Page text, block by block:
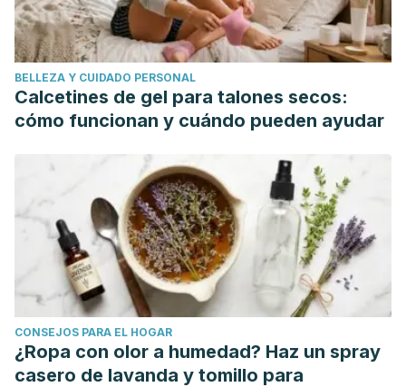
Wounds. Surgical Clinics of North America.
https://doi.org/10.1016/j.suc.2009.03.005
Lackey, W. G., Jeray, K. J., Kamath, A. F., Horneff, J. G., &
Esterhai, J. L. (2011). Wound Infections. In Evidence-Based
Orthopedics. https://doi.org/10.1002/9781444345100.ch10
BELLEZA Y CUIDADO PERSONAL
Calcetines de gel para talones secos:
cómo funcionan y cuándo pueden ayudar
CONSEJOS PARA EL HOGAR
¿Ropa con olor a humedad? Haz un spray
casero de lavanda y tomillo para